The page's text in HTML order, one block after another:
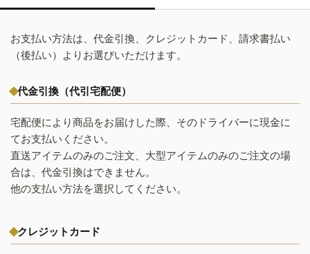
お支払い方法は、代金引換、クレジットカード、請求書払い
（後払い）よりお選びいただけます。
代金引換（代引宅配便）
宅配便により商品をお届けした際、そのドライバーに現金に
てお支払いください。
直送アイテムのみのご注文、大型アイテムのみのご注文の場
合は、代金引換はできません。
他の支払い方法を選択してください。
クレジットカード